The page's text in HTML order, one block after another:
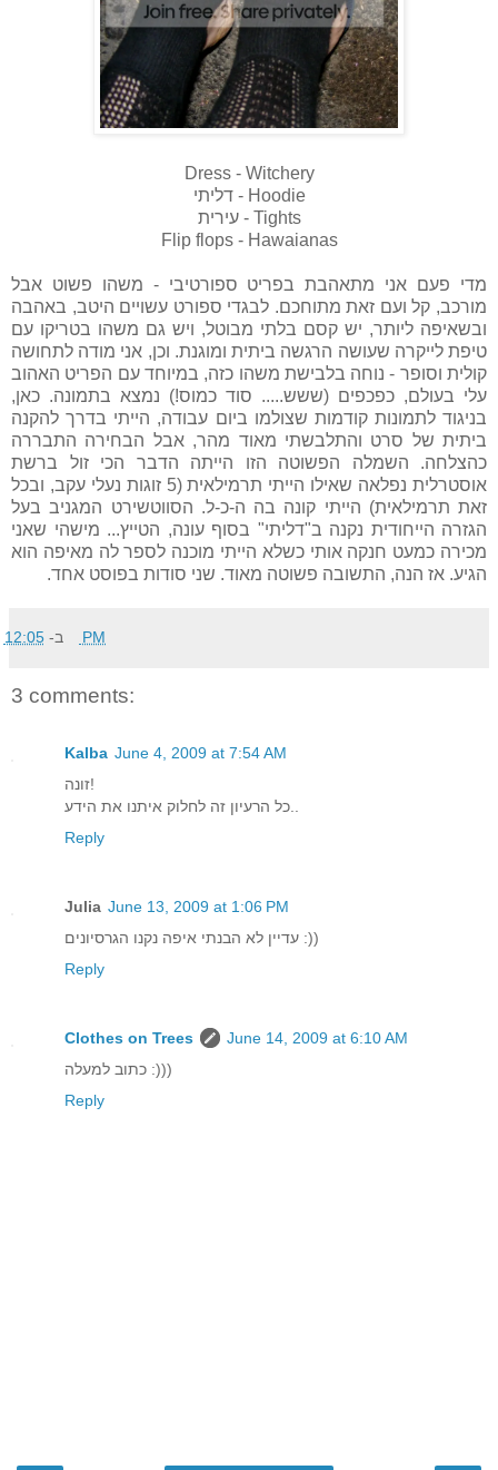
Dress - Witchery
Hoodie - דליתי
Tights - עירית
Flip flops - Hawaianas
מדי פעם אני מתאהבת בפריט ספורטיבי - משהו פשוט אבל
מורכב, קל ועם זאת מתוחכם. לבגדי ספורט עשויים היטב, באהבה
ובשאיפה ליותר, יש קסם בלתי מבוטל, ויש גם משהו בטריקו עם
טיפת לייקרה שעושה הרגשה ביתית ומוגנת. וכן, אני מודה לתחושה
קולית וסופר - נוחה בלבישת משהו כזה, במיוחד עם הפריט האהוב
עלי בעולם, כפכפים (ששש..... סוד כמוס!) נמצא בתמונה. כאן,
בניגוד לתמונות קודמות שצולמו ביום עבודה, הייתי בדרך להקנה
ביתית של סרט והתלבשתי מאוד מהר, אבל הבחירה התבררה
כהצלחה. השמלה הפשוטה הזו הייתה הדבר הכי זול ברשת
אוסטרלית נפלאה שאילו הייתי תרמילאית (5 זוגות נעלי עקב, ובכל
זאת תרמילאית) הייתי קונה בה ה-כ-ל. הסווטשירט המגניב בעל
הגזרה הייחודית נקנה ב"דליתי" בסוף עונה, הטייץ... מישהי שאני
מכירה כמעט חנקה אותי כשלא הייתי מוכנה לספר לה מאיפה הוא
הגיע. אז הנה, התשובה פשוטה מאוד. שני סודות בפוסט אחד.
ב- 12:05 PM
3 comments:
Kalba June 4, 2009 at 7:54 AM
זונה!
Reply
Julia June 13, 2009 at 1:06 PM
עדיין לא הבנתי איפה נקנו הגרסיונים :))
Reply
Clothes on Trees
June 14, 2009 at 6:10 AM
כתוב למעלה :)))
Reply